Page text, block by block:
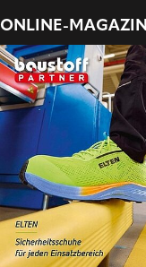
ONLINE-MAGAZIN